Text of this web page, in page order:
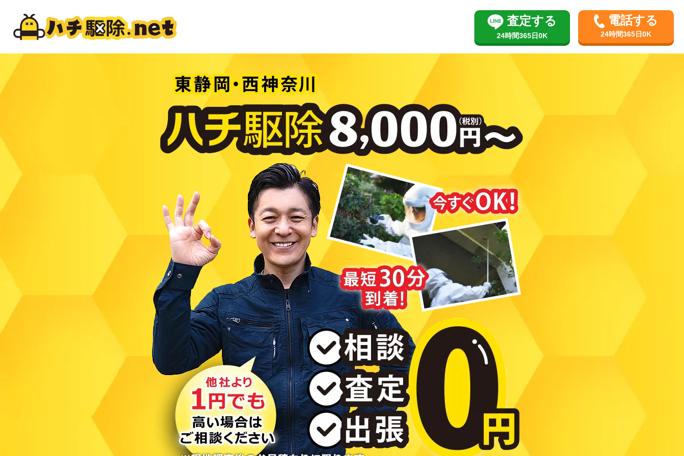
査定する
24時間365日0K
電話する
24時間365日0K